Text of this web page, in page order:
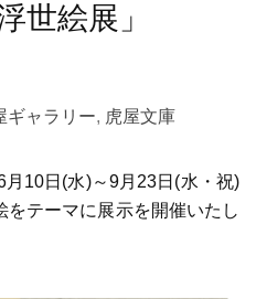
世絵展」
ギャラリー, 虎屋文庫
月10日(水)～9月23日(水・祝)
テーマに展示を開催いたし